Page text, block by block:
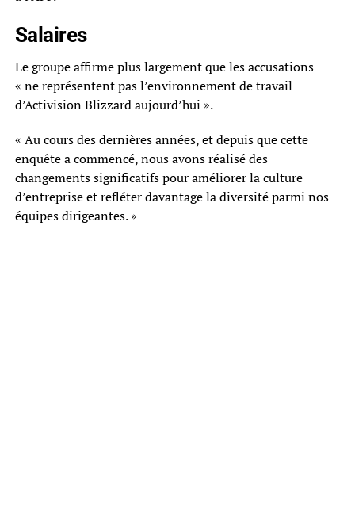
Salaires
Le groupe affirme plus largement que les accusations
« ne représentent pas l’environnement de travail
d’Activision Blizzard aujourd’hui ».
« Au cours des dernières années, et depuis que cette
enquête a commencé, nous avons réalisé des
changements significatifs pour améliorer la culture
d’entreprise et refléter davantage la diversité parmi nos
équipes dirigeantes. »